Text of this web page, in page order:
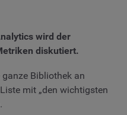
wird der
diskutiert.
Bibliothek an
mit „den wichtigsten